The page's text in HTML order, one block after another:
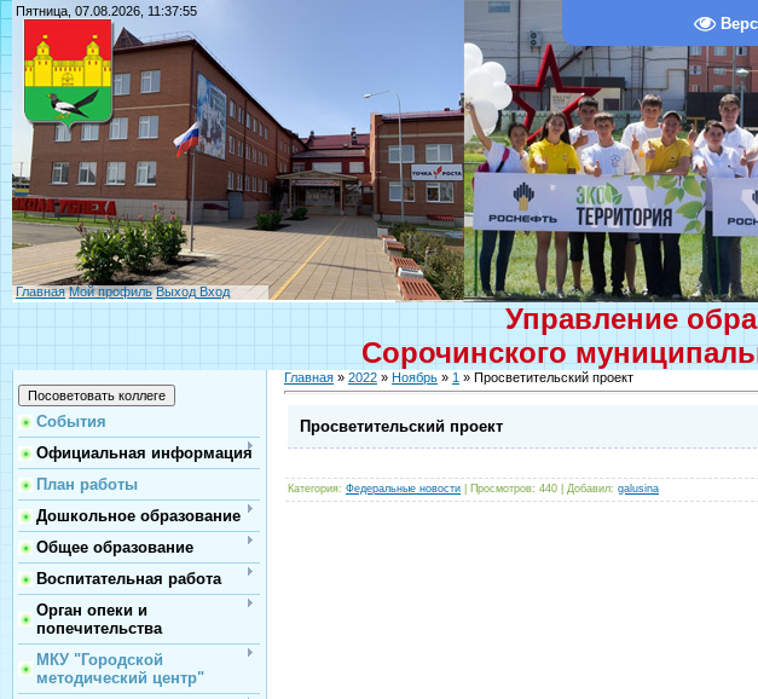
Пятница, 07.08.2026, 11:37:55
Главная Мой профиль Выход Вход
Управление
Сорочинского
События
Официальная информация
План работы
Дошкольное образование
Общее образование
Воспитательная работа
Орган опеки и
попечительства
МКУ "Городской
методический центр"
Главная » 2022 » Ноябрь » 1 » Просветительский проект
Просветительский проект
Категория: Федеральные новости Просмотров: 440 | Добавил: galusina